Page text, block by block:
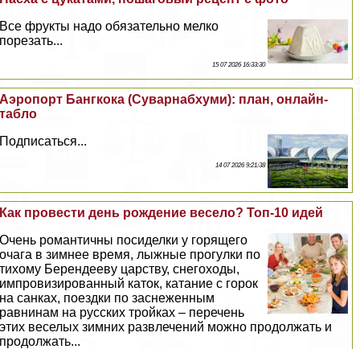
Все фрукты надо обязательно мелко
порезать...
15 07 2026 16:33:30
Аэропорт Бангкока (Суварнабхуми): план, онлайн-
табло
Подписаться...
14 07 2026 9:21:38
Как провести день рождение весело? Топ-10 идей
Очень романтичны посиделки у горящего
очага в зимнее время, лыжные прогулки по
тихому Берендееву царству, снегоходы,
импровизированный каток, катание с горок
на санках, поездки по заснеженным
равнинам на русских тройках – перечень
этих веселых зимних развлечений можно продолжать и
продолжать...